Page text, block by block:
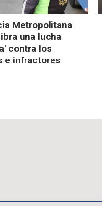
Metropolitana
una lucha
contra los
e infractores